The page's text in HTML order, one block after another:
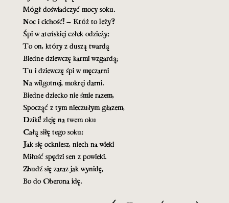
Mógł doświadczyć mocy soku.
Noc i cichość! – Któż to leży?
Śpi w ateńskiej człek odzieży:
To on, który z duszą twardą
Biedne dziewczę karmi wzgardą;
Tu i dziewczę śpi w męczarni
Na wilgotnej, mokrej darni.
Biedne dziecko nie śmie razem,
Spocząć z tym nieczułym głazem,
Dziki! zleję na twem oku
Całą siłę tego soku:
Jak się ockniesz, niech na wieki
Miłość spędzi sen z powieki.
Zbudź się zaraz jak wynidę,
Bo do Oberona idę.